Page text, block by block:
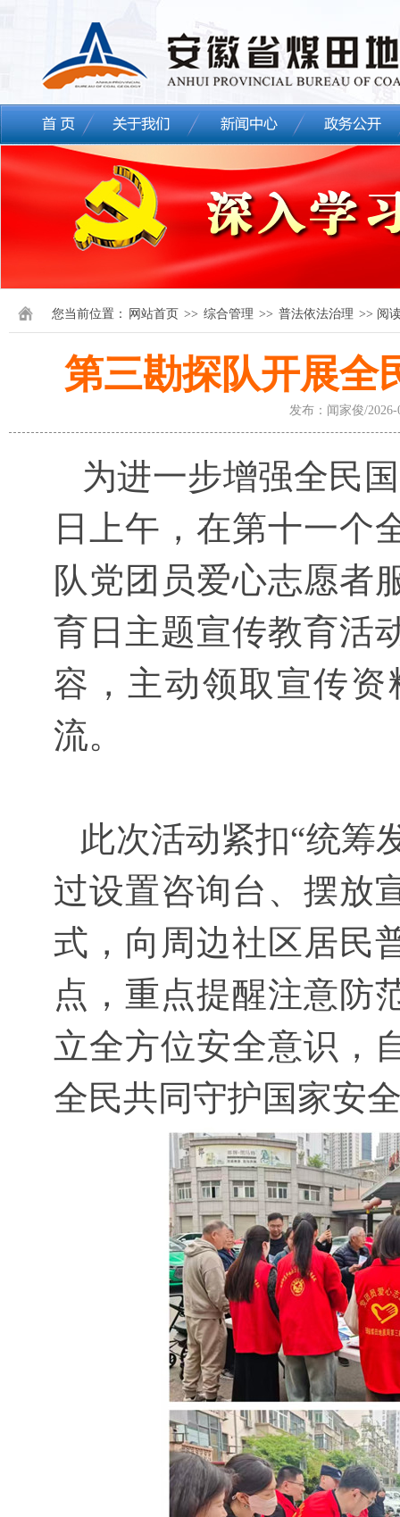
您当前位置： 网站首页 >> 综合管理 >> 普法依法治理 >> 阅
第三勘探队开展全
发布：闻家俊/
为进一步增强全民
日上午，在第十一个
队党团员爱心志愿者
育日主题宣传教育活
容，主动领取宣传
流。
此次活动紧扣“统筹
过设置咨询台、摆放
式，向周边社区居民
点，重点提醒注意防
立全方位安全意识，
全民共同守护国家安